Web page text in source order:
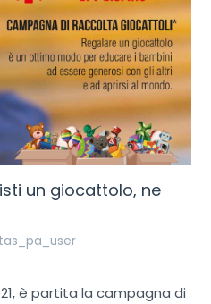
un giocattolo, ne
è partita la campagna di